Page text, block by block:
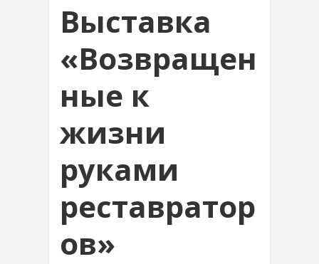
Выставка
«Возвращен
ные к
жизни
руками
реставратор
ов»